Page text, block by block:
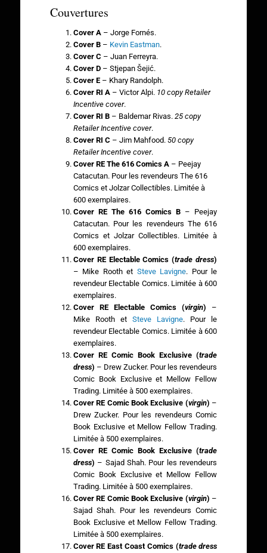
Couvertures
Cover A– Jorge Fornés.
Cover B– Kevin Eastman.
Cover C – Juan Ferreyra.
Cover D– Stjepan Šejić.
Cover E– Khary Randolph.
Cover RI A– Victor Alpi. 10 copy Retailer
Incentive cover.
Cover RI B– Baldemar Rivas. 25 copy
Retailer Incentive cover.
Cover RI C – Jim Mahfood. 50 copy
Retailer Incentive cover.
Cover RE The 616 Comics A – Peejay
Catacutan. Pour les revendeurs The 616
Comics et Jolzar Collectibles. Limitée à
600 exemplaires.
Cover RE The 616 Comics B – Peejay
Catacutan. Pour les revendeurs The 616
Comics et Jolzar Collectibles. Limitée à
600 exemplaires.
Cover RE Electable Comics (trade dress)
– Mike Rooth et Steve Lavigne. Pour le
revendeur Electable Comics. Limitée à 600
exemplaires.
Cover RE Electable Comics (virgin) –
Mike Rooth et Steve Lavigne. Pour le
revendeur Electable Comics. Limitée à 600
exemplaires.
Cover RE Comic Book Exclusive (trade
dress) – Drew Zucker. Pour les revendeurs
Comic Book Exclusive et Mellow Fellow
Trading. Limitée à 500 exemplaires.
Cover RE Comic Book Exclusive (virgin) –
Drew Zucker. Pour les revendeurs Comic
Book Exclusive et Mellow Fellow Trading.
Limitée à 500 exemplaires.
Cover RE Comic Book Exclusive (trade
dress) – Sajad Shah. Pour les revendeurs
Comic Book Exclusive et Mellow Fellow
Trading. Limitée à 500 exemplaires.
Cover RE Comic Book Exclusive (virgin) –
Sajad Shah. Pour les revendeurs Comic
Book Exclusive et Mellow Fellow Trading.
Limitée à 500 exemplaires.
Cover RE East Coast Comics (trade dress